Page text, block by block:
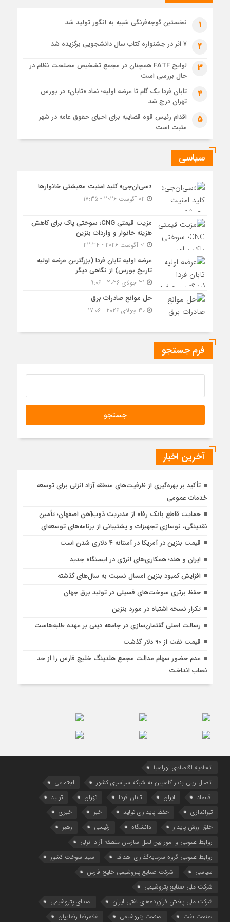
1 هفته قبل
حل موانع صادرات برق
1 نخستین گوجه‌فرنگی شبیه به انگور تولید شد
2 ۷ اثر در جشنواره کتاب سال دانشجویی برگزیده شد
3
لوایح FATF همچنان در مجمع تشخیص مصلحت نظام در
حال بررسی است
4
تابان فردا یک گام تا عرضه اولیه؛ نماد «تابان» در بورس
تهران درج شد
5
اقدام رئیس قوه قضاییه برای احیای حقوق عامه در شهر
مثبت است
سیاسی
«سی‌ان‌جی» کلید امنیت معیشتی خانوارها
مزیت قیمتی CNG؛ سوختی پاک برای کاهش
هزینه خانوار و واردات بنزین
عرضه اولیه تابان فردا (بزرگترین عرضه اولیه
تاریخ بورس) از نگاهی دیگر
حل موانع صادرات برق
30 جولای 2026 - 17:06
فرم جستجو
آخرین اخبار
تأكید بر بهره‌گیری از ظرفیت‌های منطقه آزاد انزلی برای توسعه
خدمات عمومی
حمایت قاطع بانک رفاه از مدیریت ذوب‌آهن اصفهان؛ تأمین
نقدینگی، نوسازی تجهیزات و پشتیبانی از برنامه‌های توسعه‌ای
قیمت بنزین در آمریکا در آستانه 4 دلاری شدن است
ایران و هند؛ همکاری‌های انرژی در ایستگاه جدید
افزایش کمبود بنزین امسال نسبت به سال‌های گذشته
حفظ برتری سوخت‌های فسیلی در تولید برق جهان
تکرار نسخه اشتباه در مورد بنزین
رسالت اصلی گفتمان‌سازی در جامعه دینی بر عهده طلبه‌هاست
قیمت نفت از 90 دلار گذشت
عدم حضور سهام عدالت مجمع هلدینگ خلیج فارس را از حد
نصاب انداخت
اتحادیه اقتصادی اوراسیا
اتصال ریلی بندر کاسپین به شبکه سراسری کشور
اجتماعی
اقتصاد
ایران تابان فردا تهران
تولید
تیراندازی
حفظ پایداری تولید خبر
خبری
خلق ارزش پایدار
دانشگاه رئیسی
رهبر
روابط عمومی و امور بین‌الملل سازمان منطقه آزاد انزلی
روابط عمومی گروه سرمایه‌گذاری اهداف
سبد سوخت کشور
سیاسی
شرکت صنایع پتروشیمی خلیج فارس
شرکت ملی صنایع پتروشیمی
شرکت ملی پخش فرآورده‌های نفتی ایران
صدای پتروشیمی
صنعت نفت
صنعت پتروشیمی غلامرضا رضاییان